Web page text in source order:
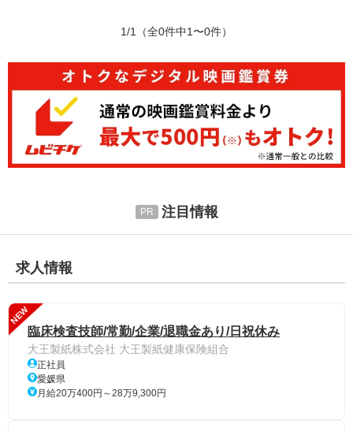
1/1 （全0件中1〜0件）
注目情報
求人情報
NEW
臨床検査技師/常勤/企業/退職金あり/日祝休み
大王製紙株式会社 大王製紙健康保険組合
正社員
愛媛県
月給20万400円～28万9,300円